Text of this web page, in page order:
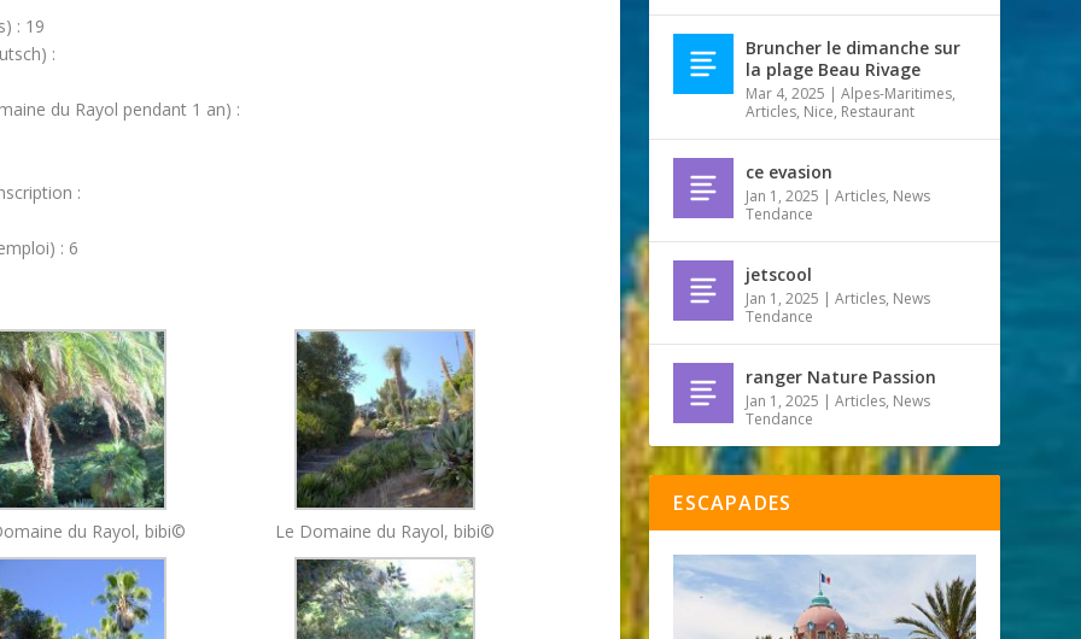
: 19
:
du Rayol pendant 1 an) :
:
: 6
du Rayol, bibi© Le Domaine du Rayol, bibi©
Bruncher le dimanche sur
la plage Beau Rivage
Mar 4, 2025 |Alpes-Maritimes,
Articles, Nice, Restaurant
ce evasion
Jan 1, 2025 |Articles, News
Tendance
jetscool
Jan 1, 2025 |Articles, News
Tendance
ranger Nature Passion
Jan 1, 2025 |Articles, News
Tendance
ESCAPADES